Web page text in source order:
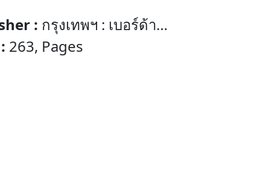
: กรุงเทพฯ : เบอร์ด้า
ศไทย) จก.
263, Pages